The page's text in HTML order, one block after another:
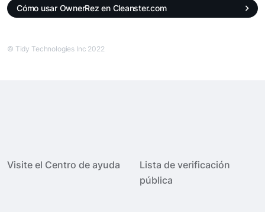
Cómo usar OwnerRez en Cleanster.com
© Tidy Technologies Inc 2022
Visite el Centro de ayuda
Lista de verificación
pública